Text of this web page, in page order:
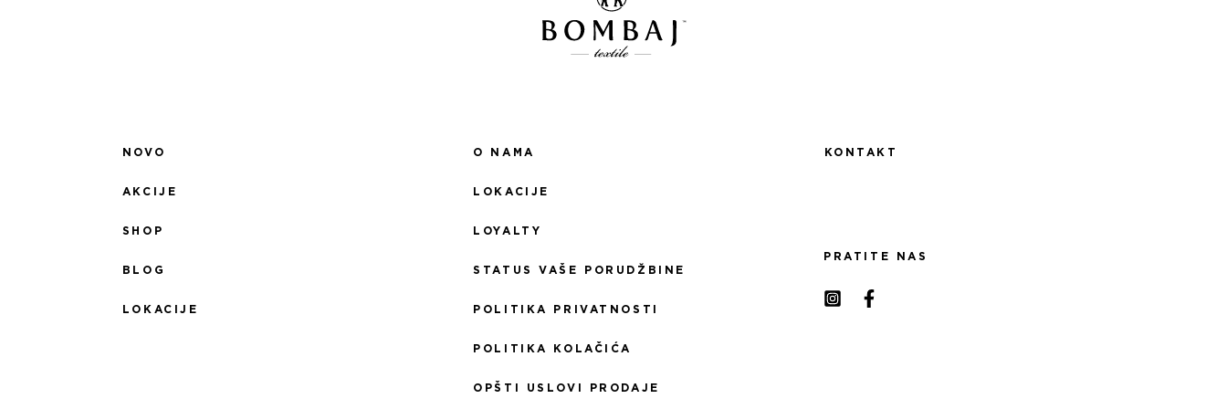
NOVO
AKCIJE
SHOP
BLOG
LOKACIJE
O NAMA
LOKACIJE
LOYALTY
STATUS VAŠE PORUDŽBINE
POLITIKA PRIVATNOSTI
POLITIKA KOLAČIĆA
OPŠTI USLOVI PRODAJE
KONTAKT
PRATITE NAS